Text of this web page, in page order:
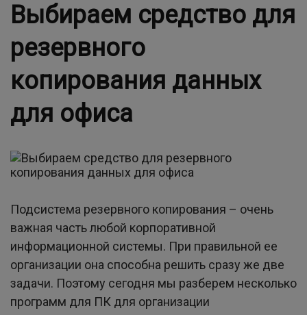
Выбираем средство для
резервного
копирования данных
для офиса
Подсистема резервного копирования – очень
важная часть любой корпоративной
информационной системы. При правильной ее
организации она способна решить сразу же две
задачи. Поэтому сегодня мы разберем несколько
программ для ПК для организации